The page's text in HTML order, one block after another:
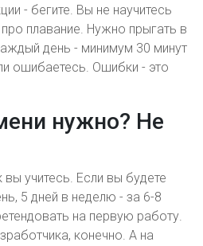
- бегите. Вы не научитесь
плавание. Нужно прыгать в
день - минимум 30 минут
ошибаетесь. Ошибки - это
нужно? Не
вы учитесь. Если вы будете
5 дней в неделю - за 6-8
на первую работу.
конечно. А на